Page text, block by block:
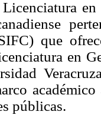
que
en
públicas.